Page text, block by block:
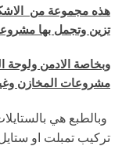
هذه مجموعة من
تزين وتجمل بها
وبخاصة الادمن ولوحة
مشروعات المخازن
وبالطبع هي
تركيب تمبلت او